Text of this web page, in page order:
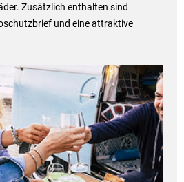
Zusätzlich enthalten sind
und eine attraktive